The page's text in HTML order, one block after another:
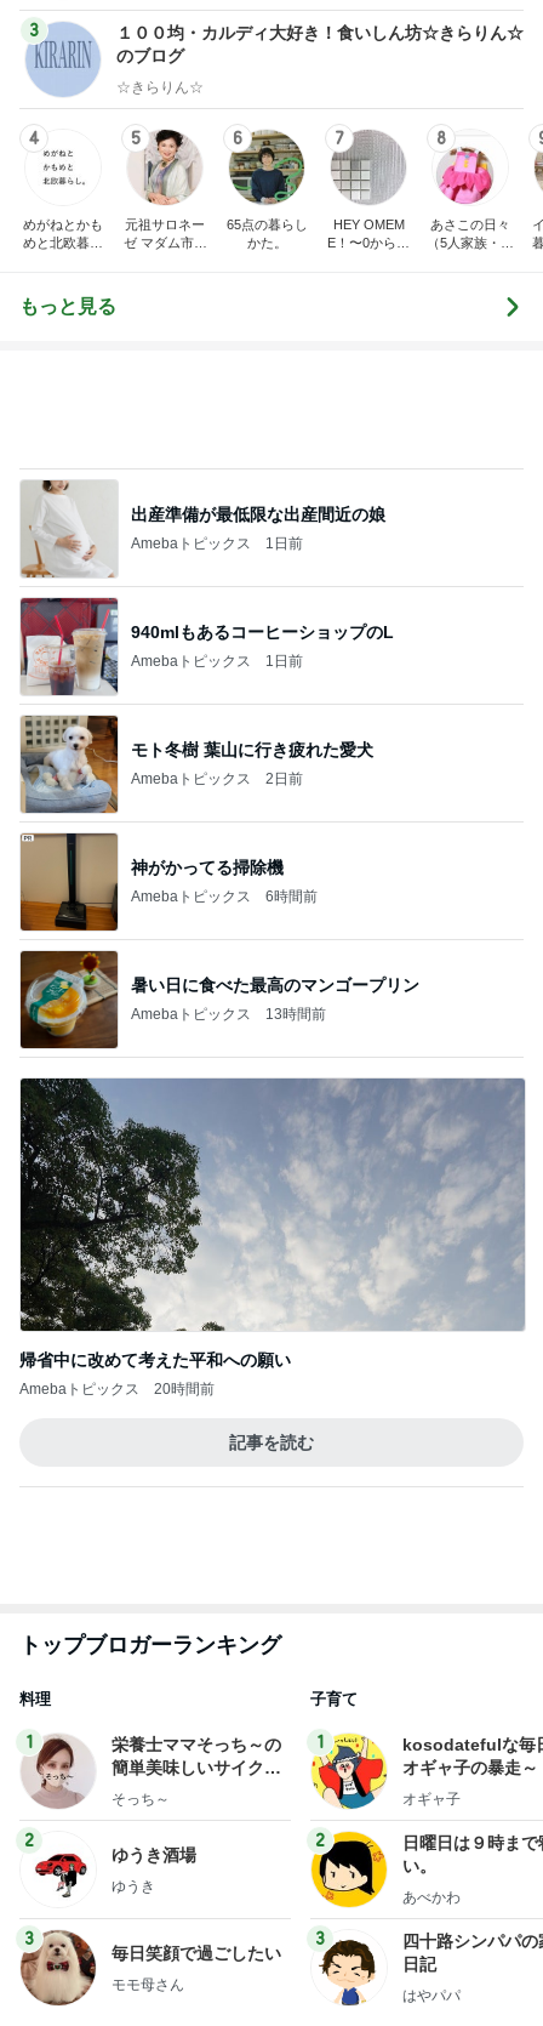
3
１００均・カルディ大好き！食いしん坊☆きらりん☆
のブログ
☆きらりん☆
4
めがねとかも
めと北欧暮ら
5
元祖サロネー
ゼ マダム市川
6
65点の暮らし
かた。
7
HEY OMEM
E！〜0からの
8
あさこの日々
（5人家族・投
もっと見る
出産準備が最低限な出産間近の娘
Amebaトピックス 1日前
940mlもあるコーヒーショップのL
Amebaトピックス 1日前
モト冬樹 葉山に行き疲れた愛犬
Amebaトピックス 2日前
神がかってる掃除機
Amebaトピックス 6時間前
暑い日に食べた最高のマンゴープリン
Amebaトピックス 13時間前
帰省中に改めて考えた平和への願い
Amebaトピックス 20時間前
記事を読む
トップブロガーランキング
料理
1
栄養士ママそっち～の
簡単美味しいサイクル
献立
そっち～
2
ゆうき酒場
ゆうき
3
毎日笑顔で過ごしたい
モモ母さん
子育て
1
kosodatefulな毎
オギャ子の暴走～
オギャ子
2
日曜日は９時まで
い。
あべかわ
3
四十路シンパパの
日記
はやパパ